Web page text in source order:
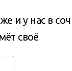
и у нас в
своё